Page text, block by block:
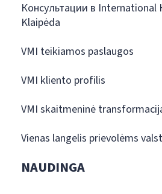
Консультации в International
Klaipėda
VMI teikiamos paslaugos
VMI kliento profilis
VMI skaitmeninė
Vienas langelis prievolėms
NAUDINGA